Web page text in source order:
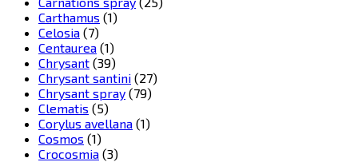
Carthamus (1)
Celosia (7)
Centaurea (1)
Chrysant (39)
Chrysant santini (27)
Chrysant spray (79)
Clematis (5)
Corylus avellana (1)
Cosmos (1)
Crocosmia (3)